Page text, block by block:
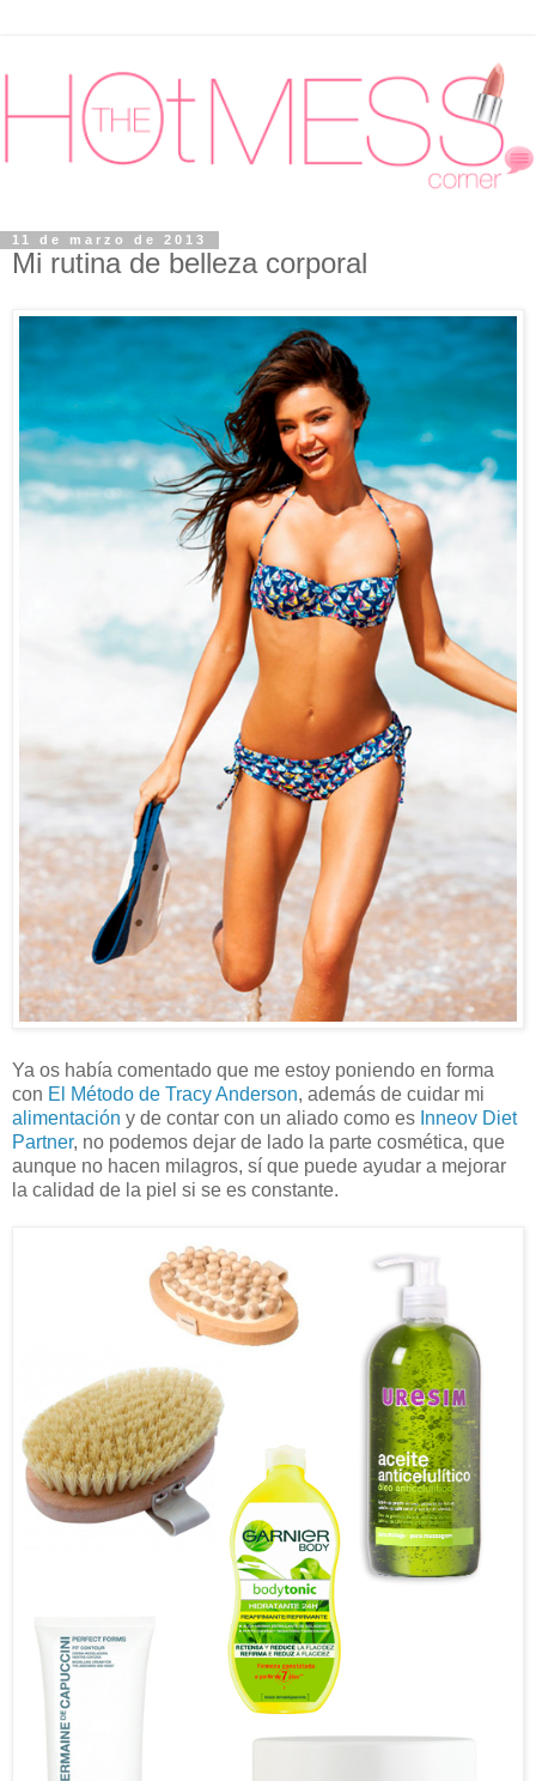
11 de marzo de 2013
Mi rutina de belleza corporal
Ya os había comentado que me estoy poniendo en forma
con El Método de Tracy Anderson, además de cuidar mi
alimentación y de contar con un aliado como es Inneov Diet
Partner, no podemos dejar de lado la parte cosmética, que
aunque no hacen milagros, sí que puede ayudar a mejorar
la calidad de la piel si se es constante.